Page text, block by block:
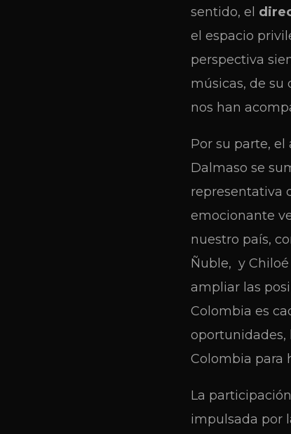
sentido, el
el espacio
perspectiva
músicas, de su
nos han
Por su parte,
Dalmaso se
representativa
emocionante
nuestro país,
Ñuble, y
ampliar las
Colombia es
oportunidades,
Colombia para
La
impulsada por